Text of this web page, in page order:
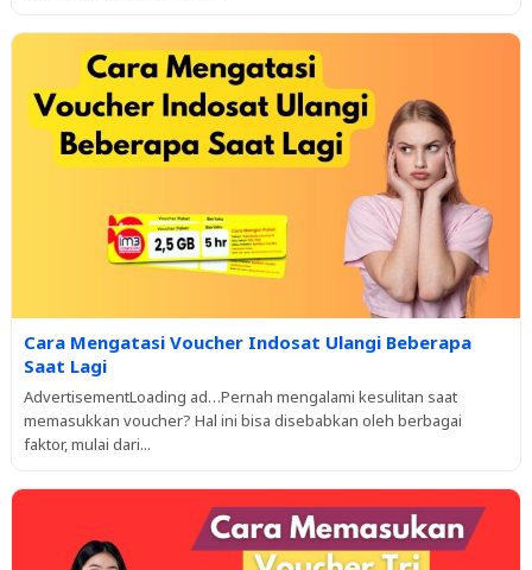
Cara Mengatasi Voucher Indosat Ulangi Beberapa
Saat Lagi
AdvertisementLoading ad…Pernah mengalami kesulitan saat
memasukkan voucher? Hal ini bisa disebabkan oleh berbagai
faktor, mulai dari...